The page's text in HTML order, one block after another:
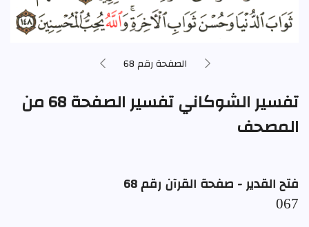
الصفحة رقم 68
تفسير الشوكاني تفسير الصفحة 68 من
المصحف
فتح القدير - صفحة القرآن رقم 68
067